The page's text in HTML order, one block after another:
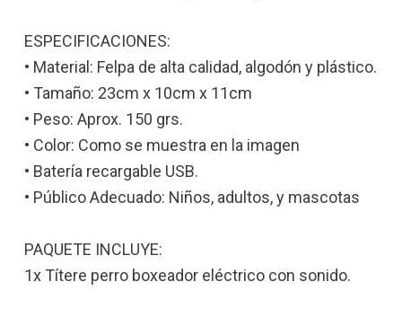
ESPECIFICACIONES:
• Material: Felpa de alta calidad, algodón y plástico.
• Tamaño: 23cm x 10cm x 11cm
• Peso: Aprox. 150 grs.
• Color: Como se muestra en la imagen
• Batería recargable USB.
• Público Adecuado: Niños, adultos, y mascotas
PAQUETE INCLUYE:
1x Títere perro boxeador eléctrico con sonido.